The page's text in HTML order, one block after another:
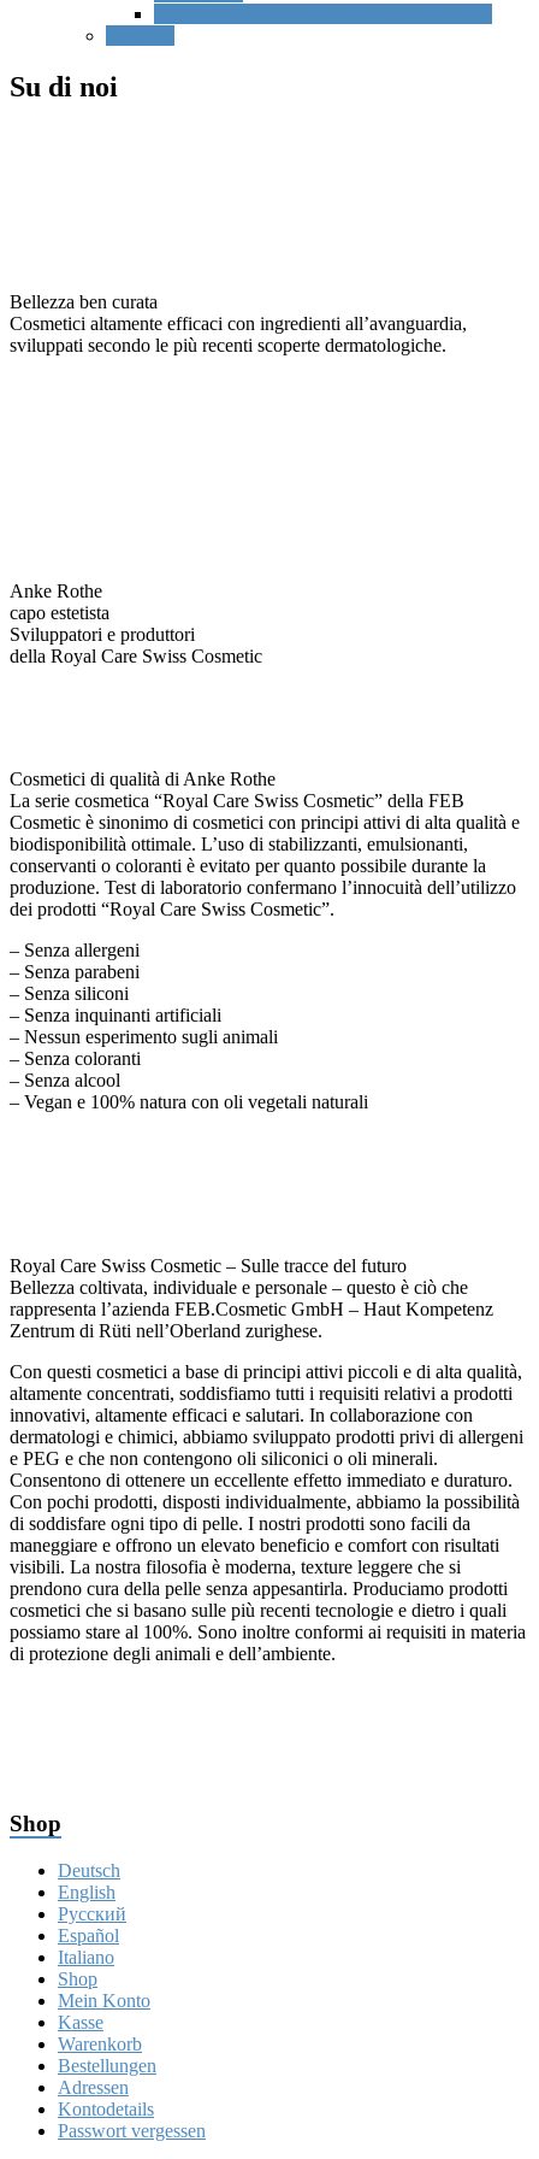
Su di noi
Bellezza ben curata
Cosmetici altamente efficaci con ingredienti all’avanguardia,
sviluppati secondo le più recenti scoperte dermatologiche.
Anke Rothe
capo estetista
Sviluppatori e produttori
della Royal Care Swiss Cosmetic
Cosmetici di qualità di Anke Rothe
La serie cosmetica “Royal Care Swiss Cosmetic” della FEB
Cosmetic è sinonimo di cosmetici con principi attivi di alta qualità e
biodisponibilità ottimale. L’uso di stabilizzanti, emulsionanti,
conservanti o coloranti è evitato per quanto possibile durante la
produzione. Test di laboratorio confermano l’innocuità dell’utilizzo
dei prodotti “Royal Care Swiss Cosmetic”.
– Senza allergeni
– Senza parabeni
– Senza siliconi
– Senza inquinanti artificiali
– Nessun esperimento sugli animali
– Senza coloranti
– Senza alcool
– Vegan e 100% natura con oli vegetali naturali
Royal Care Swiss Cosmetic – Sulle tracce del futuro
Bellezza coltivata, individuale e personale – questo è ciò che
rappresenta l’azienda FEB.Cosmetic GmbH – Haut Kompetenz
Zentrum di Rüti nell’Oberland zurighese.
Con questi cosmetici a base di principi attivi piccoli e di alta qualità,
altamente concentrati, soddisfiamo tutti i requisiti relativi a prodotti
innovativi, altamente efficaci e salutari. In collaborazione con
dermatologi e chimici, abbiamo sviluppato prodotti privi di allergeni
e PEG e che non contengono oli siliconici o oli minerali.
Consentono di ottenere un eccellente effetto immediato e duraturo.
Con pochi prodotti, disposti individualmente, abbiamo la possibilità
di soddisfare ogni tipo di pelle. I nostri prodotti sono facili da
maneggiare e offrono un elevato beneficio e comfort con risultati
visibili. La nostra filosofia è moderna, texture leggere che si
prendono cura della pelle senza appesantirla. Produciamo prodotti
cosmetici che si basano sulle più recenti tecnologie e dietro i quali
possiamo stare al 100%. Sono inoltre conformi ai requisiti in materia
di protezione degli animali e dell’ambiente.
Shop
Deutsch
English
Русский
Español
Italiano
Shop
Mein Konto
Kasse
Warenkorb
Bestellungen
Adressen
Kontodetails
Passwort vergessen